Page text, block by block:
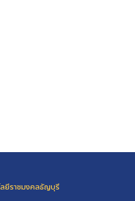
ลยีราชมงคลธัญบุรี